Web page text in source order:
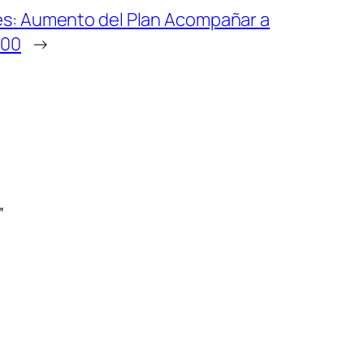
Aumento del Plan Acompañar a
→